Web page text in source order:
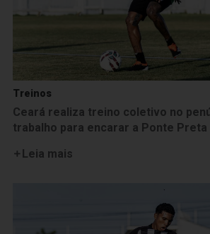
Treinos
Ceará realiza treino coletivo no
trabalho para encarar a Ponte Preta
Leia mais